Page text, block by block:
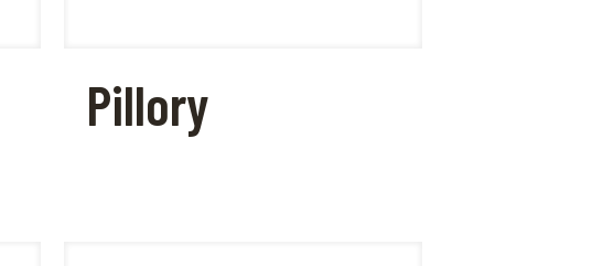
Pillory